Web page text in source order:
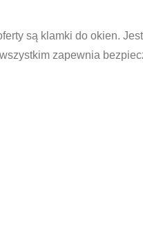
są klamki do okien.
zapewnia